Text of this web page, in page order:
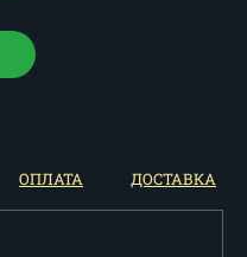
ОПЛАТА ДОСТАВКА